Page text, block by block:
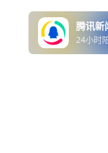
腾讯新
24小时